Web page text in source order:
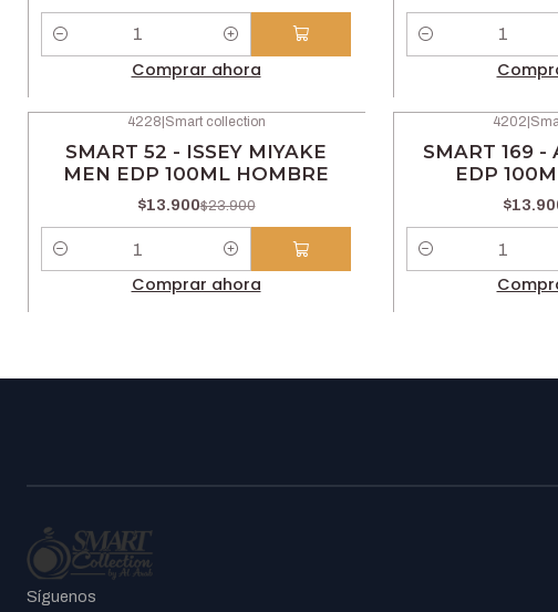
Cantidad
Comprar ahora
Cantidad
4228|Smart collection
SMART 52 - ISSEY MIYAKE
MEN EDP 100ML HOMBRE
$13.900$23.900
Comprar ahora
4202|
SMART 169 -
EDP
Síguenos